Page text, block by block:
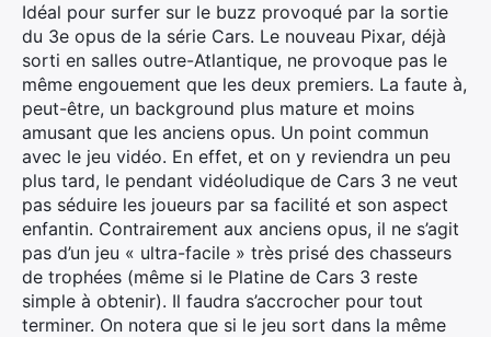
Idéal pour surfer sur le buzz provoqué par la sortie
du 3e opus de la série Cars. Le nouveau Pixar, déjà
sorti en salles outre-Atlantique, ne provoque pas le
même engouement que les deux premiers. La faute à,
peut-être, un background plus mature et moins
amusant que les anciens opus. Un point commun
avec le jeu vidéo. En effet, et on y reviendra un peu
plus tard, le pendant vidéoludique de Cars 3 ne veut
pas séduire les joueurs par sa facilité et son aspect
enfantin. Contrairement aux anciens opus, il ne s’agit
pas d’un jeu « ultra-facile » très prisé des chasseurs
de trophées (même si le Platine de Cars 3 reste
simple à obtenir). Il faudra s’accrocher pour tout
terminer. On notera que si le jeu sort dans la même